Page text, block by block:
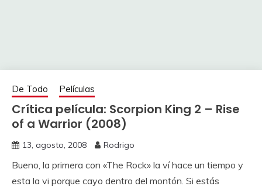
De Todo Películas
Crítica película: Scorpion King 2 – Rise
of a Warrior (2008)
13, agosto, 2008 Rodrigo
Bueno, la primera con «The Rock» la ví hace un tiempo y
esta la vi porque cayo dentro del montón. Si estás